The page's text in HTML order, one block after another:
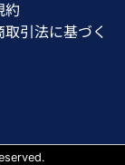
約
取引法に基づく